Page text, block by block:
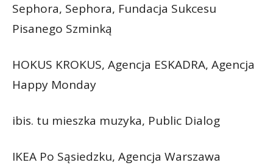
Sephora, Sephora, Fundacja Sukcesu
Pisanego Szminką
HOKUS KROKUS, Agencja ESKADRA, Agencja
Happy Monday
ibis. tu mieszka muzyka, Public Dialog
IKEA Po Sąsiedzku, Agencja Warszawa